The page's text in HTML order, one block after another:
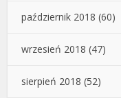
październik 2018 (60)
wrzesień 2018 (47)
sierpień 2018 (52)